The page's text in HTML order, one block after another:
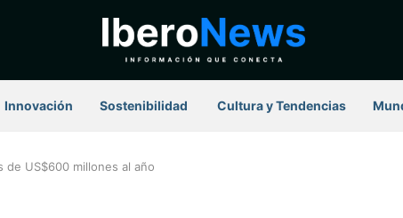
Innovación Sostenibilidad ⁠ Cultura y Tendencias
de US$600 millones al año